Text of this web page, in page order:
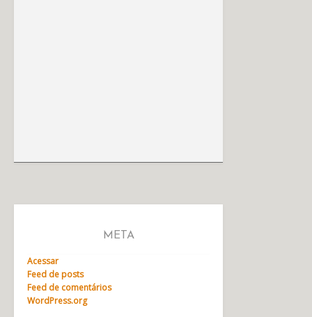
META
Acessar
Feed de posts
Feed de comentários
WordPress.org